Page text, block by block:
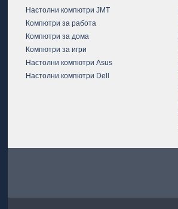
Настолни компютри JMT
Компютри за работа
Компютри за дома
Компютри за игри
Настолни компютри Asus
Настолни компютри Dell